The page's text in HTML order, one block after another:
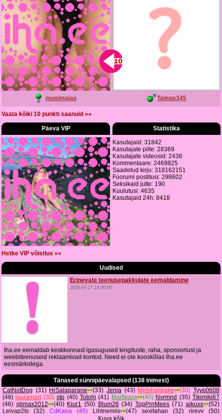
musimaias Tamps345
Vaata kõiki 10 punkti saanuid »»
Päeva VIP
Hetke VIP võistlus »»
Statistika
Kasutajaid: 31842
Kasutajate pilte: 28369
Kasutajate videosid: 2436
Kommentaare: 2469825
Saadetud kirju: 318162151
Foorumi postitusi: 298602
Seksikaid jutte: 190
Kuulutusi: 4635
Kasutajaid 24h: 8418
Uudised
Erinevate teenusepakkujate eemaldamine
2026-07-17 14:00:00
Iha.ee eemaldab keskkonnast igasugused kingituste, raha, sponsorlust ja
weebiteenuseid reklaamivad kontod. Need ei ole kooskõlas Iha.ee
eesmärkidega.
Tänased sünnipäevalapsed (138 inimest)
CatNotDog (31) HrSalaparane (33) Jenja (43) Metshaldjake (30) Tyyp0608
(48) lauramari (32) stp (40) Totohi (41) Martikasx (40) Nvrmnd (35) Tikimiki67
(46) qlimax2012 (40) Kiur1 (50) Blum26 (34) TopPrnMees(71) aikuxx
(52)
Leivap2ts (32) CdKaira (45) Lihtnemiis (47) sexitahan (32) rirevv (50)
Maut (36) PrivateXXX
... Kuva kõik ...